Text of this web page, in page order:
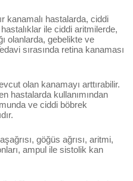
kanamalı hastalarda, ciddi
ile ciddi aritmilerde,
olanlarda, gebelikte ve
sırasında retina kanaması
olan kanamayı arttırabilir.
hastalarda kullanımından
ve ciddi böbrek
göğüs ağrısı, aritmi,
ampul ile sistolik kan